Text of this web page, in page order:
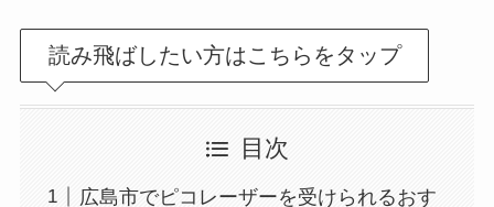
読み飛ばしたい方はこちらをタップ
目次
広島市でピコレーザーを受けられるおす